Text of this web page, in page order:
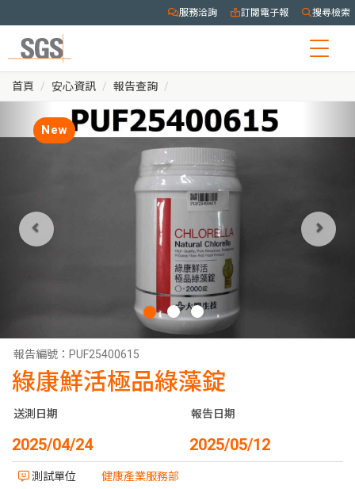
服務洽詢 訂閱電子報 搜尋檢索
首頁 安心資訊 報告查詢
New
報告編號： PUF25400615
綠康鮮活極品綠藻錠
送測日期
2025/04/24
報告日期
2025/05/12
測試單位 健康產業服務部